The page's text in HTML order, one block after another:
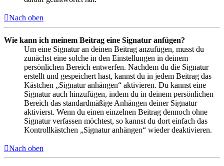
Nach oben
Wie kann ich meinem Beitrag eine Signatur anfügen?
Um eine Signatur an deinen Beitrag anzufügen, musst du
zunächst eine solche in den Einstellungen in deinem
persönlichen Bereich entwerfen. Nachdem du die Signatur
erstellt und gespeichert hast, kannst du in jedem Beitrag das
Kästchen „Signatur anhängen“ aktivieren. Du kannst eine
Signatur auch hinzufügen, indem du in deinem persönlichen
Bereich das standardmäßige Anhängen deiner Signatur
aktivierst. Wenn du einen einzelnen Beitrag dennoch ohne
Signatur verfassen möchtest, so kannst du dort einfach das
Kontrollkästchen „Signatur anhängen“ wieder deaktivieren.
Nach oben